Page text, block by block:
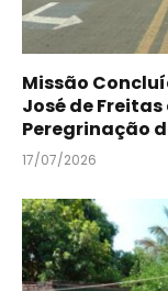
Missão
José de
Peregrinação
17/07/2026